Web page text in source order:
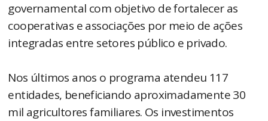
governamental com objetivo de fortalecer as
cooperativas e associações por meio de ações
integradas entre setores público e privado.
Nos últimos anos o programa atendeu 117
entidades, beneficiando aproximadamente 30
mil agricultores familiares. Os investimentos